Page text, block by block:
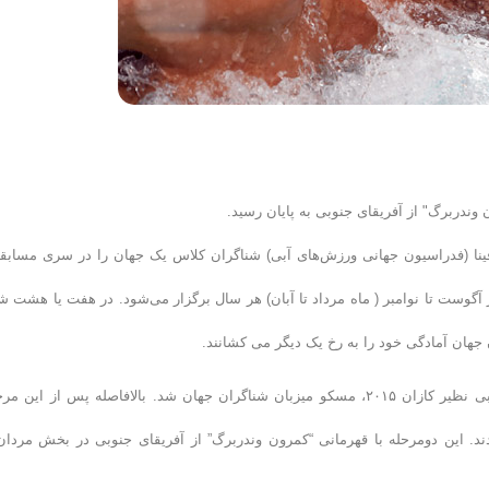
از آفریقای جنوبی به پایان رسید.
روابط عمومی فدراسیون شنا، شیرجه و واترپلو؛ از سال ۱۹۷۹، فینا (فدراسیون جهانی ورزش‌های آبی) شناگران کلاس یک جهان را در سری
آگوست تا نوامبر ( ماه مرداد تا آبان) هر سال برگزار می‌شود. در هفت یا هشت
جهان آمادگی خود را به رخ یک دیگر می کشانند.
نسخه ۲۰۱۵ این جام در اروپا برنامه ریزی و آغاز شد. پس از رقابت های بی نظیر کازان ۲۰۱۵، مسکو میزبان شناگران جهان شد. بالافاصله پس از
این دومرحله با قهرمانی “کمرون وندربرگ” از آفریقای جنوبی در بخش